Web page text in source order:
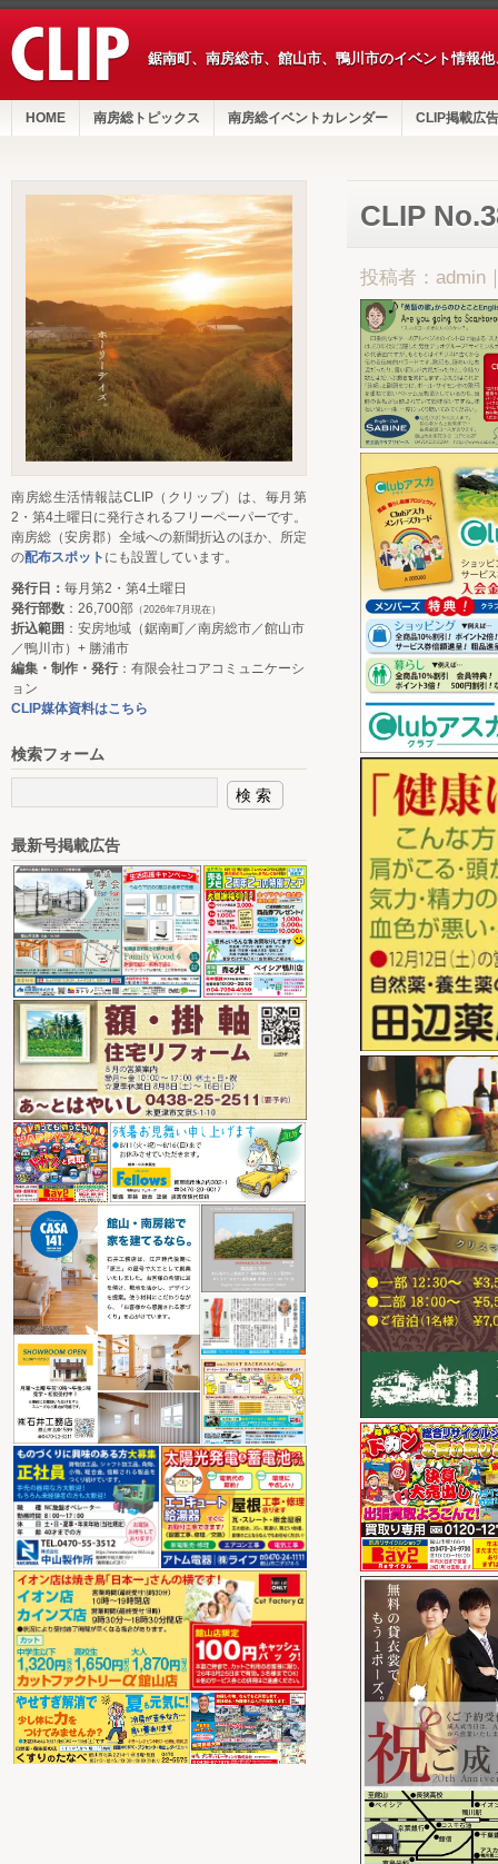
鋸南町、南房総市、館山市、鴨川市のイベント情報
HOME 南房総トピックス 南房総イベントカレンダー CLIP掲載広告
CLIP
投稿者：admin
南房総生活情報誌CLIP（クリップ）は、毎月第
2・第4土曜日に発行されるフリーペーパーです。
南房総（安房郡）全域への新聞折込のほか、所定
の配布スポット にも設置しています。
発行日： 毎月第2・第4土曜日
発行部数 ：26,700部 （2026年7月現在）
折込範囲 ：安房地域（鋸南町／南房総市／館山市
／鴨川市）+ 勝浦市
編集・制作・発行：有限会社コアコミュニケーシ
ョン
CLIP媒体資料はこちら
検索フォーム
最新号掲載広告